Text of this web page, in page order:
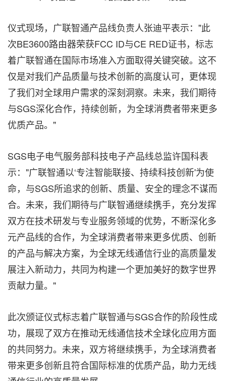
仪式现场，广联智通产品线负责人张迪平表示："此
次BE3600路由器荣获FCC ID与CE RED证书，标志
着广联智通在国际市场准入方面取得关键突破。这不
仅是对我们产品质量与技术创新的高度认可，更体现
了我们对全球用户需求的深刻洞察。未来，我们期待
与SGS深化合作，持续创新，为全球消费者带来更多
优质产品。"
SGS电子电气服务部科技电子产品线总监许国科表
示："广联智通以‘专注智能联接、持续科技创新'为使
命，与SGS所追求的创新、质量、安全的理念不谋而
合。未来，我们期待与广联智通继续携手，充分发挥
双方在技术研发与专业服务领域的优势，不断深化多
元产品线的合作，为全球消费者带来更多优质、创新
的产品与解决方案，为全球无线通信行业的高质量发
展注入新动力，共同为构建一个更加美好的数字世界
贡献力量。"
此次颁证仪式标志着广联智通与SGS合作的阶段性成
功，展现了双方在推动无线通信技术全球化应用方面
的共同努力。未来，双方将继续携手，为全球消费者
带来更多创新且符合国际标准的优质产品，助力无线